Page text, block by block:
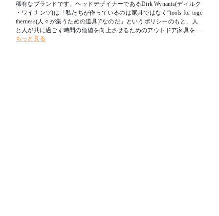
稀有なブランドです。ヘッドデザイナーであるDirk Wynants(ディルク
・ワイナンツ)は「私たちが作っているのは家具ではなく“tools for toge
therness(人々が集うための道具)”なのだ」というポリシーのもと、人
と人が共に過ごす時間の価値を向上させるためのアウトドア家具を提
案しています。現在では、屋外だけでなく、オフィスのコミニュケー
もっと見る